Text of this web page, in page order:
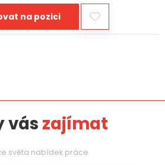
na pozici
vás zajímat
světa nabídek práce